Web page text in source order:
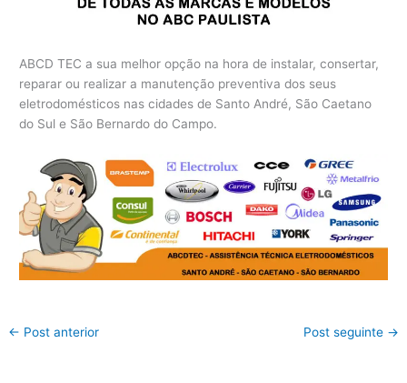
ABCD TEC a sua melhor opção na hora de instalar, consertar,
reparar ou realizar a manutenção preventiva dos seus
eletrodomésticos nas cidades de Santo André, São Caetano
do Sul e São Bernardo do Campo.
← Post anterior Post seguinte →